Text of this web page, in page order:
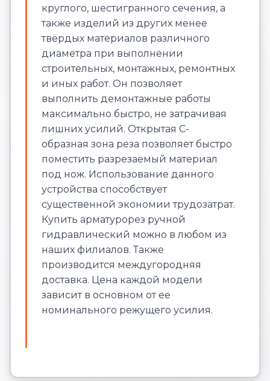
круглого, шестигранного сечения, а
также изделий из других менее
твёрдых материалов различного
диаметра при выполнении
строительных, монтажных, ремонтных
и иных работ. Он позволяет
выполнить демонтажные работы
максимально быстро, не затрачивая
лишних усилий. Открытая С-
образная зона реза позволяет быстро
поместить разрезаемый материал
под нож. Использование данного
устройства способствует
существенной экономии трудозатрат.
Купить арматурорез ручной
гидравлический можно в любом из
наших филиалов. Также
производится междугородняя
доставка. Цена каждой модели
зависит в основном от ее
номинального режущего усилия.